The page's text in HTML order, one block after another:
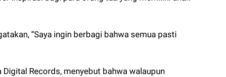
“Saya ingin berbagi bahwa semua pasti
Records, menyebut bahwa walaupun